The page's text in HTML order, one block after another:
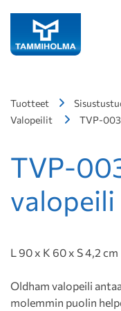
Tuotteet
Valopeilit
TVP-
TVP-
valopeili
L 90 x K 60 x S 4,2 cm
Oldham valopeili
molemmin puolin